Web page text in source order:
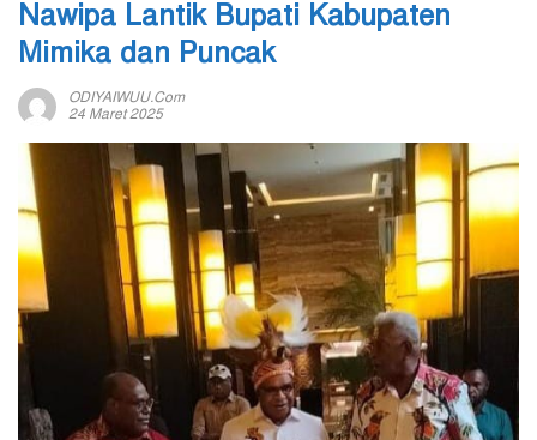
Nawipa Lantik Bupati Kabupaten
Mimika dan Puncak
ODIYAIWUU.com
24 Maret 2025